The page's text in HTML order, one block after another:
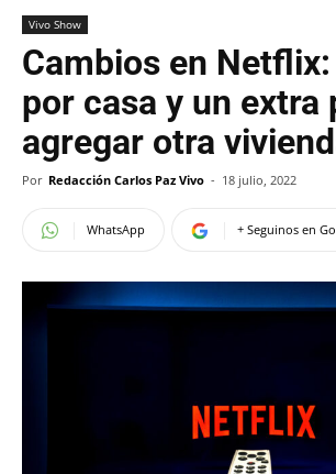
Vivo Show
Cambios en
por casa y un extra
agregar otra
Por Redacción Carlos Paz Vivo - 18 julio, 2022
WhatsApp + Seguinos en